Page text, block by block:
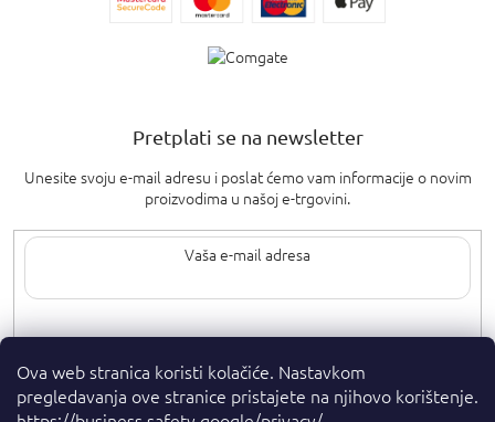
Ova web stranica koristi kolačiće. Nastavkom
pregledavanja ove stranice pristajete na njihovo korištenje.
Pretplati se na newsletter
Unesite svoju e-mail adresu i poslat ćemo vam informacije o novim
proizvodima u našoj e-trgovini.
Upisom svoje e-pošte pristajete nauvjete privatnosti.